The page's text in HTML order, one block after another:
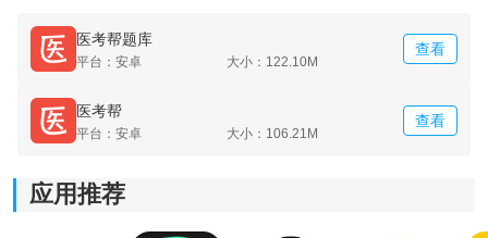
医考帮题库
平台：安卓 大小：122.10M
查看
医考帮
平台：安卓 大小：106.21M
查看
应用推荐